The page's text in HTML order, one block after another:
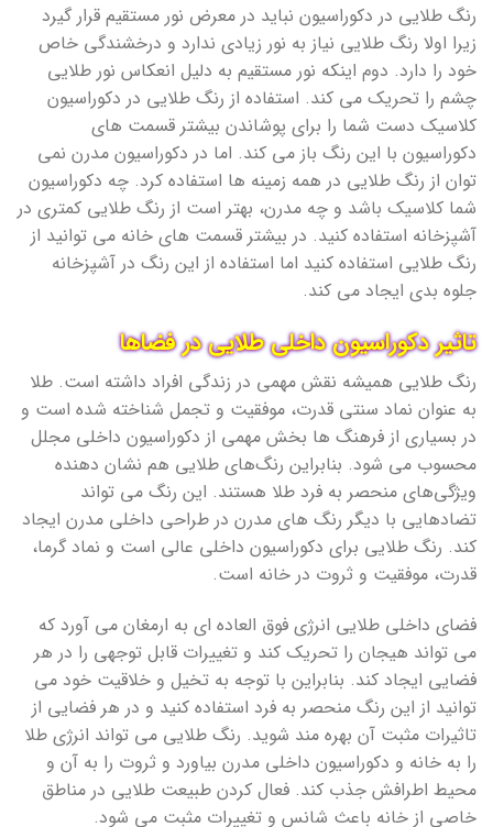
رنگ طلایی در دکوراسیون نباید در معرض نور مستقیم قرار گیرد
زیرا اولا رنگ طلایی نیاز به نور زیادی ندارد و درخشندگی خاص
خود را دارد. دوم اینکه نور مستقیم به دلیل انعکاس نور طلایی
چشم را تحریک می کند. استفاده از رنگ طلایی در دکوراسیون
کلاسیک دست شما را برای پوشاندن بیشتر قسمت های
دکوراسیون با این رنگ باز می کند. اما در دکوراسیون مدرن نمی
توان از رنگ طلایی در همه زمینه ها استفاده کرد. چه دکوراسیون
شما کلاسیک باشد و چه مدرن، بهتر است از رنگ طلایی کمتری در
آشپزخانه استفاده کنید. در بیشتر قسمت های خانه می توانید از
رنگ طلایی استفاده کنید اما استفاده از این رنگ در آشپزخانه
جلوه بدی ایجاد می کند.
تاثیر دکوراسیون داخلی طلایی در فضاها
رنگ طلایی همیشه نقش مهمی در زندگی افراد داشته است. طلا
به عنوان نماد سنتی قدرت، موفقیت و تجمل شناخته شده است و
در بسیاری از فرهنگ ها بخش مهمی از دکوراسیون داخلی مجلل
محسوب می شود. بنابراین رنگ‌های طلایی هم نشان دهنده
ویژگی‌های منحصر به فرد طلا هستند. این رنگ می تواند
تضادهایی با دیگر رنگ های مدرن در طراحی داخلی مدرن ایجاد
کند. رنگ طلایی برای دکوراسیون داخلی عالی است و نماد گرما،
قدرت، موفقیت و ثروت در خانه است.
فضای داخلی طلایی انرژی فوق العاده ای به ارمغان می آورد که
می تواند هیجان را تحریک کند و تغییرات قابل توجهی را در هر
فضایی ایجاد کند. بنابراین با توجه به تخیل و خلاقیت خود می
توانید از این رنگ منحصر به فرد استفاده کنید و در هر فضایی از
تاثیرات مثبت آن بهره مند شوید. رنگ طلایی می تواند انرژی طلا
را به خانه و دکوراسیون داخلی مدرن بیاورد و ثروت را به آن و
محیط اطرافش جذب کند. فعال کردن طبیعت طلایی در مناطق
خاصی از خانه باعث شانس و تغییرات مثبت می شود.